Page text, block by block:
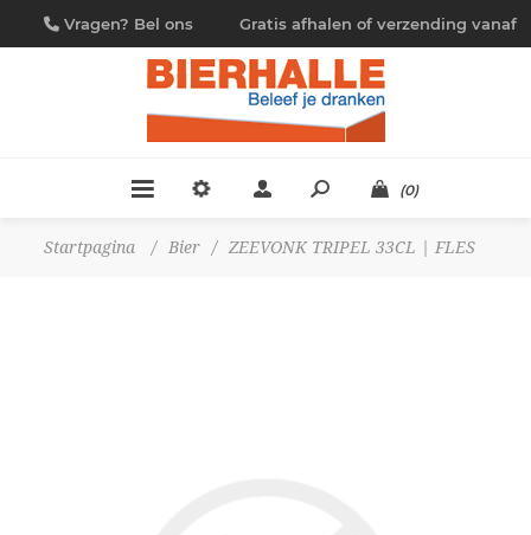
Vragen? Bel ons
09/230.88.44
Gratis afhalen of verzending vanaf
€ 4,95
(0)
Startpagina / Bier / ZEEVONK TRIPEL 33CL | FLES